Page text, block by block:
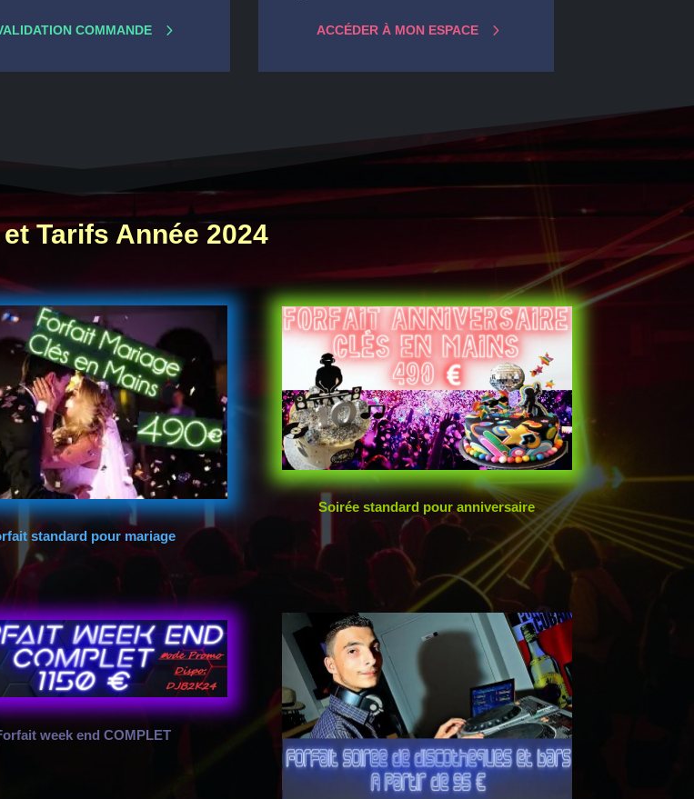
COMMANDE ACCÉDER À MON ESPACE
Tarifs Année 2024
standard pour mariage
Soirée standard pour anniversaire
week end COMPLET